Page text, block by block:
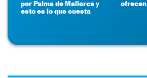
por Palma de Mallorca y
esto es lo que cuesta
ofrecen